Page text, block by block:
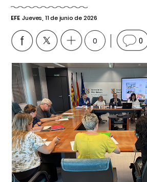
EFE Jueves, 11 de junio de 2026
0 0